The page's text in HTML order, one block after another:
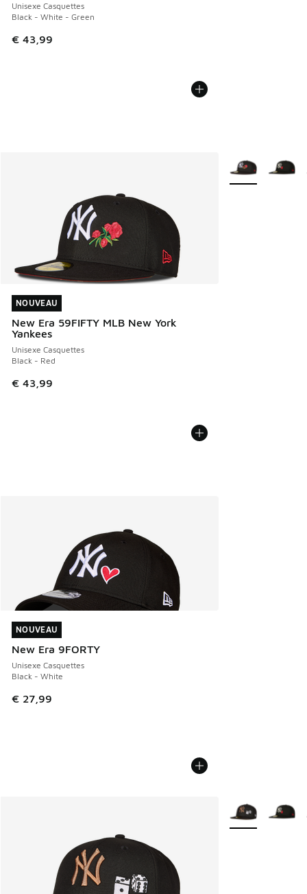
Unisexe Casquettes
Black - White - Green
€ 43,99
NOUVEAU
New Era 59FIFTY MLB New York
Yankees
Unisexe Casquettes
Black - Red
€ 43,99
NOUVEAU
Plus de couleurs
NOUVEAU
New Era 9FORTY
Unisexe Casquettes
Black - White
€ 27,99
NOUVEAU
Plus de couleurs